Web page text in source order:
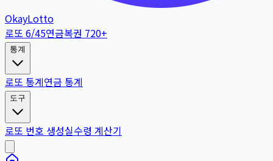
OkayLotto
로또 6/45연금복권 720+
통계
로또 통계연금 통계
도구
로또 번호 생성실수령 계산기